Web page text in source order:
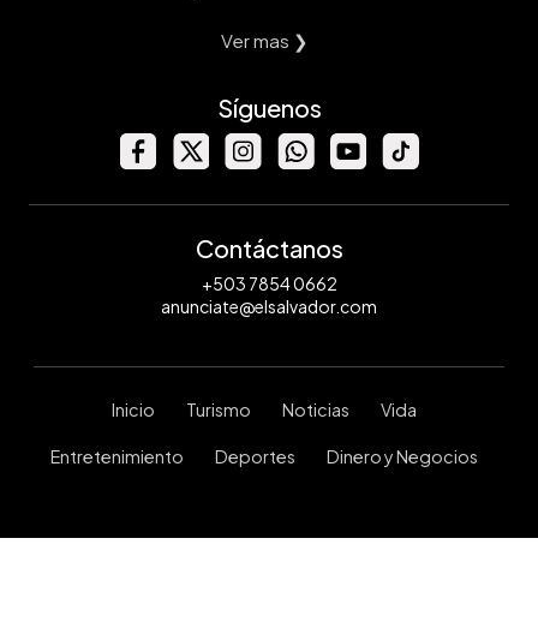
Ver mas ❯
Síguenos
Contáctanos
+503 7854 0662
anunciate@elsalvador.com
Inicio Turismo Noticias Vida
Entretenimiento Deportes Dinero y Negocios